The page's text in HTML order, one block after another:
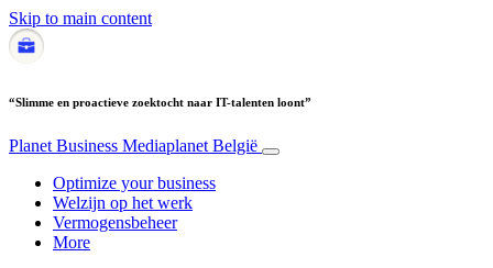
Skip to main content
“Slimme en proactieve zoektocht naar IT-talenten loont”
Planet Business Mediaplanet België
Optimize your business
Welzijn op het werk
Vermogensbeheer
More